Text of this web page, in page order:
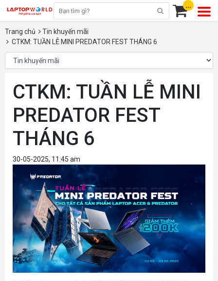
...
Trang chủ
Tin khuyến mãi
CTKM: TUẦN LỄ MINI PREDATOR FEST THÁNG 6
CTKM: TUẦN LỄ MINI
PREDATOR FEST
THÁNG 6
30-05-2025, 11:45 am